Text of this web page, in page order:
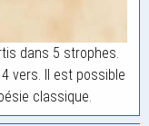
dans 5 strophes.
vers. Il est possible
classique.